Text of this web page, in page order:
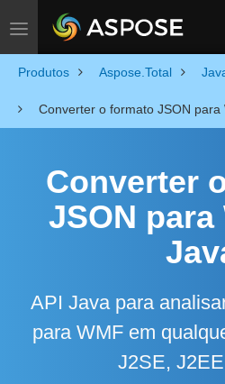
Toggle navigation
Produtos Aspose.Total
Converter o formato JSON para
Converter
JSON para
API Java para
para WMF em
J2SE,